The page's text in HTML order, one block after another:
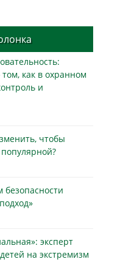
как в охранном
и
чтобы
эксперт
на экстремизм